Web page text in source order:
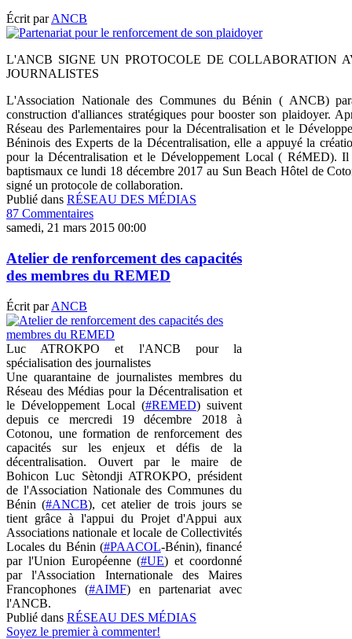
Écrit parANCB
L'ANCB SIGNE UN PROTOCOLE DE COLLABORATION
JOURNALISTES
L'Association Nationale des Communes du Bénin ( ANCB)
construction d'alliances stratégiques pour booster son plaidoyer.
Réseau des Parlementaires pour la Décentralisation et le
Béninois des Experts de la Décentralisation, elle a appuyé la
pour la Décentralisation et le Développement Local ( RéMED).
baptismaux ce lundi 18 décembre 2017 au Sun Beach Hôtel de
signé un protocole de collaboration.
Publié dans RÉSEAU DES MÉDIAS
87 Commentaires
samedi, 21 mars 2015 00:00
Atelier de renforcement des capacités
des membres du REMED
Écrit parANCB
Luc ATROKPO et l'ANCB pour la
spécialisation des journalistes
Une quarantaine de journalistes membres du
Réseau des Médias pour la Décentralisation et
le Développement Local (#REMED) suivent
depuis ce mercredi 19 décembre 2018 à
Cotonou, une formation de renforcement des
capacités sur les enjeux et défis de la
décentralisation. Ouvert par le maire de
Bohicon Luc Sètondji ATROKPO, président
de l'Association Nationale des Communes du
Bénin (#ANCB), cet atelier de trois jours se
tient grâce à l'appui du Projet d'Appui aux
Associations nationale et locale de Collectivités
Locales du Bénin (#PAACOL-Bénin), financé
par l'Union Européenne (#UE) et coordonné
par l'Association Internationale des Maires
Francophones (#AIMF) en partenariat avec
l'ANCB.
Publié dans RÉSEAU DES MÉDIAS
Soyez le premier à commenter!